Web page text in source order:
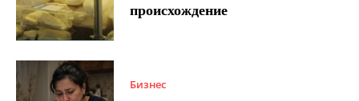
происхождение
Бизнес